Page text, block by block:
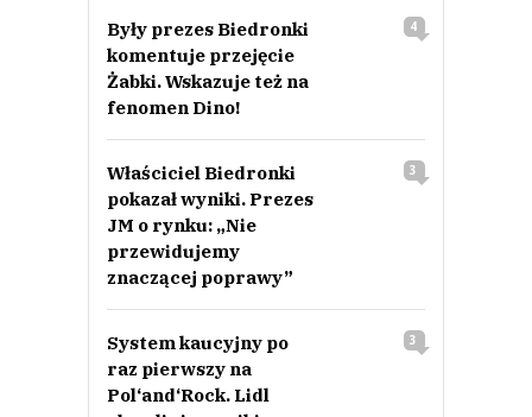
Były prezes Biedronki
komentuje przejęcie
Żabki. Wskazuje też na
fenomen Dino!
4
Właściciel Biedronki
pokazał wyniki. Prezes
JM o rynku: „Nie
przewidujemy
znaczącej poprawy”
3
System kaucyjny po
raz pierwszy na
Pol‘and‘Rock. Lidl
3